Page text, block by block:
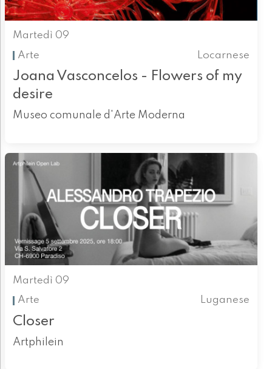
Martedì 09
Arte
Locarnese
Joana Vasconcelos - Flowers of my
desire
Museo comunale d'Arte Moderna
Martedì 09
Arte
Luganese
Closer
Artphilein